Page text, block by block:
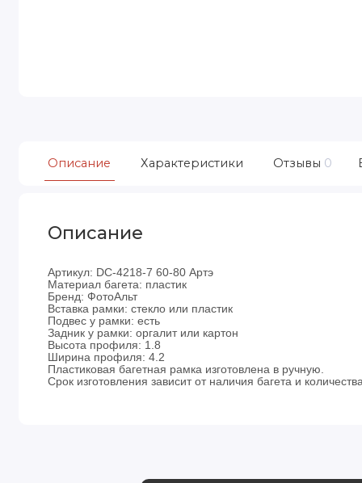
Описание Характеристики Отзывы 0
Описание
Артикул: DC-4218-7 60-80 Артэ
Материал багета: пластик
Бренд: ФотоАльт
Вставка рамки: стекло или пластик
Подвес у рамки: есть
Задник у рамки: оргалит или картон
Высота профиля: 1.8
Ширина профиля: 4.2
Пластиковая багетная рамка изготовлена в ручную.
Срок изготовления зависит от наличия багета и